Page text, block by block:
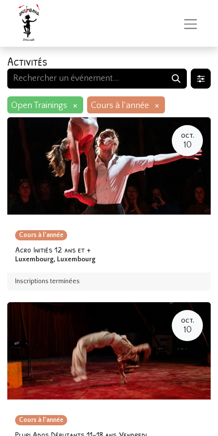
Activités
Open Trainings × Cours à l'année ×
OCT.
10
Cours à l'année
Acro Initiés 12 ans et +
Luxembourg, Luxembourg
Inscriptions terminées
OCT.
10
Cours à l'année